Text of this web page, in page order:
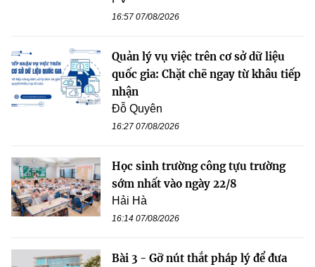
16:57 07/08/2026
Quản lý vụ việc trên cơ sở dữ liệu
quốc gia: Chặt chẽ ngay từ khâu tiếp
nhận
Đỗ Quyên
16:27 07/08/2026
Học sinh trường công tựu trường
sớm nhất vào ngày 22/8
Hải Hà
16:14 07/08/2026
Bài 3 - Gỡ nút thắt pháp lý để đưa